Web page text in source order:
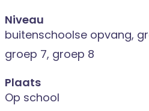
Niveau
buitenschoolse opvang,
groep 7, groep 8
Plaats
Op school